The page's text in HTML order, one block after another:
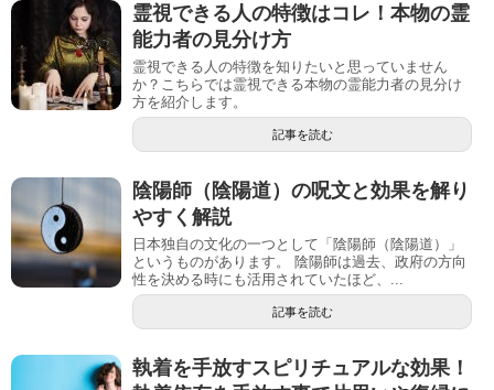
霊視できる人の特徴はコレ！本物の霊
能力者の見分け方
霊視できる人の特徴を知りたいと思っていません
か？こちらでは霊視できる本物の霊能力者の見分け
方を紹介します。
記事を読む
陰陽師（陰陽道）の呪文と効果を解り
やすく解説
日本独自の文化の一つとして「陰陽師（陰陽道）」
というものがあります。 陰陽師は過去、政府の方向
性を決める時にも活用されていたほど、...
記事を読む
執着を手放すスピリチュアルな効果！